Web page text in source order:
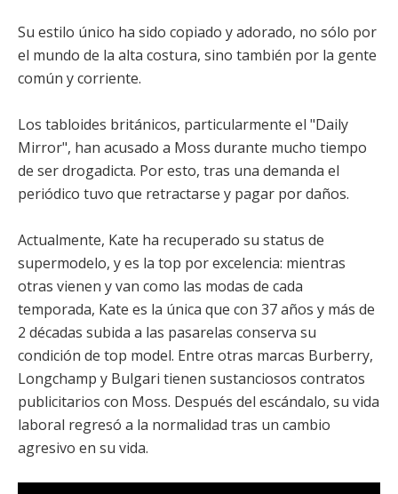
Su estilo único ha sido copiado y adorado, no sólo por
el mundo de la alta costura, sino también por la gente
común y corriente.
Los tabloides británicos, particularmente el "Daily
Mirror", han acusado a Moss durante mucho tiempo
de ser drogadicta. Por esto, tras una demanda el
periódico tuvo que retractarse y pagar por daños.
Actualmente, Kate ha recuperado su status de
supermodelo, y es la top por excelencia: mientras
otras vienen y van como las modas de cada
temporada, Kate es la única que con 37 años y más de
2 décadas subida a las pasarelas conserva su
condición de top model. Entre otras marcas Burberry,
Longchamp y Bulgari tienen sustanciosos contratos
publicitarios con Moss. Después del escándalo, su vida
laboral regresó a la normalidad tras un cambio
agresivo en su vida.